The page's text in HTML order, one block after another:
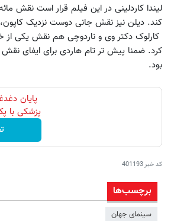
لیندا کاردلینی در این فیلم قرار است نقش
کند. دیلن نیز نقش جانی دوست نزدیک
کارلوک دکتر وی و ناردوچی هم نقش یکی از
کرد. ضمنا پیش تر تام هاردی برای ایفای
بود.
پایان
پزشکی با
کد خبر401193
برچسب‌ها
سینمای جهان